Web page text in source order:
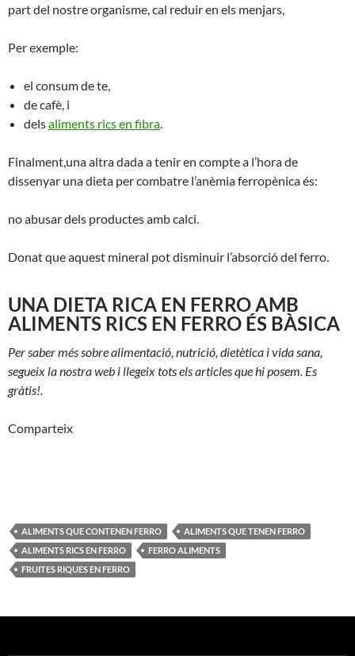
part del nostre organisme, cal reduir en els menjars,
Per exemple:
el consum de te,
de cafè, i
delsaliments rics en fibra
Finalment,una altra dada a tenir en compte a l’hora de
dissenyar una dieta per combatre l’anèmia ferropènica és:
no abusar dels productes amb calci.
Donat que aquest mineral pot disminuir l’absorció del ferro.
UNA DIETA RICA EN FERRO AMB
ALIMENTS RICS EN FERRO ÉS BÀSICA
Per saber més sobre alimentació, nutrició, dietètica i vida sana,
segueix la nostra web i llegeix tots els articles que hi posem. Es
gràtis!.
Comparteix
ALIMENTS QUE CONTENEN FERRO
ALIMENTS QUE TENEN FERRO
ALIMENTS RICS EN FERRO
FERRO ALIMENTS
FRUITES RIQUES EN FERRO